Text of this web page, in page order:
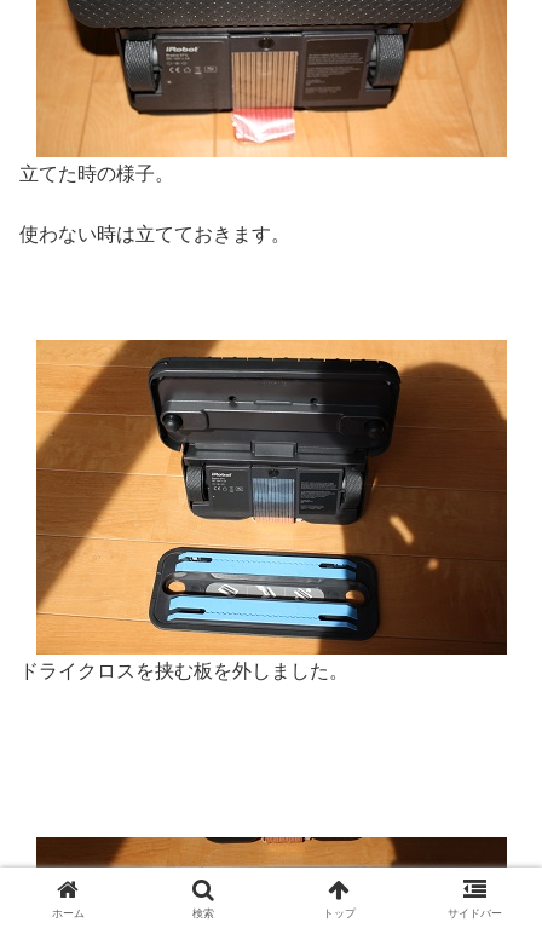
立てた時の様子。
使わない時は立てておきます。
ドライクロスを挟む板を外しました。
ホーム 検索 トップ サイドバー